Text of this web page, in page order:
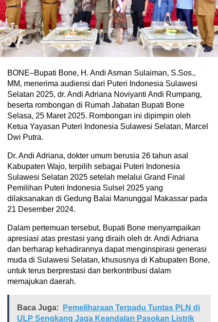
BONE–Bupati Bone, H. Andi Asman Sulaiman, S.Sos.,
MM, menerima audiensi dari Puteri Indonesia Sulawesi
Selatan 2025, dr. Andi Adriana Noviyanti Andi Rumpang,
beserta rombongan di Rumah Jabatan Bupati Bone
Selasa, 25 Maret 2025. Rombongan ini dipimpin oleh
Ketua Yayasan Puteri Indonesia Sulawesi Selatan, Marcel
Dwi Putra.​
Dr. Andi Adriana, dokter umum berusia 26 tahun asal
Kabupaten Wajo, terpilih sebagai Puteri Indonesia
Sulawesi Selatan 2025 setelah melalui Grand Final
Pemilihan Puteri Indonesia Sulsel 2025 yang
dilaksanakan di Gedung Balai Manunggal Makassar pada
21 Desember 2024. ​
Dalam pertemuan tersebut, Bupati Bone menyampaikan
apresiasi atas prestasi yang diraih oleh dr. Andi Adriana
dan berharap kehadirannya dapat menginspirasi generasi
muda di Sulawesi Selatan, khususnya di Kabupaten Bone,
untuk terus berprestasi dan berkontribusi dalam
memajukan daerah.​
Baca Juga:
Pemeliharaan Terpadu Tuntas PLN di
ULP Sengkang Jaga Keandalan Pasokan Listrik